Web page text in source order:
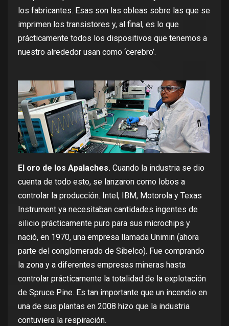
los fabricantes. Esas son las obleas sobre las que se
imprimen los transistores y, al final, es lo que
prácticamente todos los dispositivos que tenemos a
nuestro alrededor usan como ‘cerebro’.
El oro de los Apalaches. Cuando la industria se dio
cuenta de todo esto, se lanzaron como lobos a
controlar la producción. Intel , IBM, Motorola y Texas
Instrument ya necesitaban cantidades ingentes de
silicio prácticamente puro para sus microchips y
nació, en 1970, una empresa llamada Unimin (ahora
parte del conglomerado de Sibelco). Fue comprando
la zona y a diferentes empresas mineras hasta
controlar prácticamente la totalidad de la explotación
de Spruce Pine. Es tan importante que un incendio en
una de sus plantas en 2008 hizo que la industria
contuviera la respiración.